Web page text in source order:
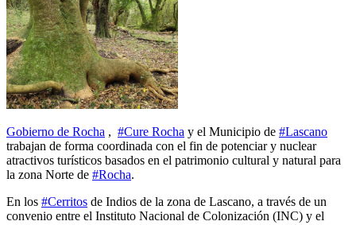
Gobierno de Rocha , #Cure Rocha y el Municipio de #Lascano
trabajan de forma coordinada con el fin de potenciar y nuclear
atractivos turísticos basados en el patrimonio cultural y natural para
la zona Norte de #Rocha.
En los #Cerritos de Indios de la zona de Lascano, a través de un
convenio entre el Instituto Nacional de Colonización (INC) y el